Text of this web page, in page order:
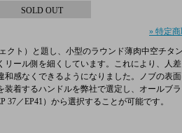
SOLD OUT
» 特定
ト）と題し、小型のラウンド薄肉中空チタ
ール側を細くしています。これにより、人
感なくできるようになりました。ノブの表面
着するハンドルを弊社で選定し、オールブ
／EP41）から選択することが可能です。